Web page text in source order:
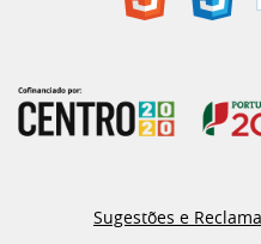
Sugestões e